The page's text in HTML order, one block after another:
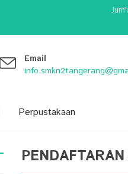
Email
Perpustakaan